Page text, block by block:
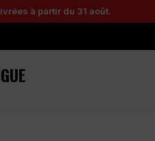
à partir du 31 août.